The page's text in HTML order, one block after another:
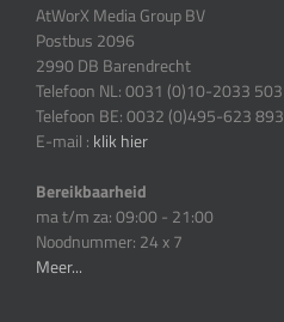
AtWorX Media Group BV
Postbus 2096
2990 DB Barendrecht
Telefoon NL: 0031 (0)10-2033 503
Telefoon BE: 0032 (0)495-623 893
E-mail : klik hier
Bereikbaarheid
ma t/m za: 09:00 - 21:00
Noodnummer: 24 x 7
Meer...